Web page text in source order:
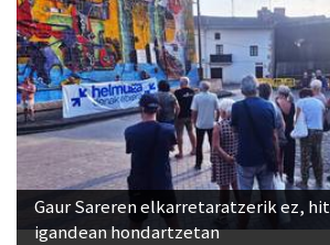
Gaur Sareren elkarretaratzerik ez,
igandean hondartzetan